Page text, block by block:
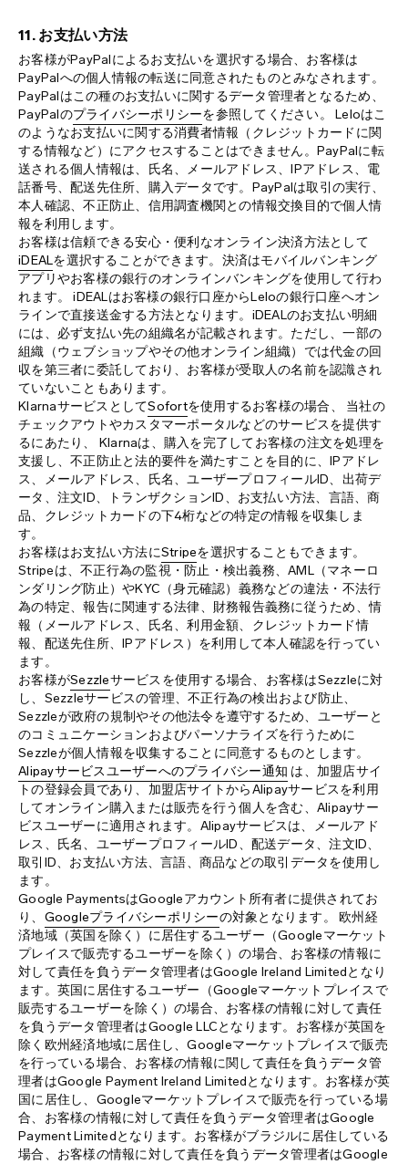
11. お支払い方法
お客様がPayPalによるお支払いを選択する場合、お客様は
PayPalへの個人情報の転送に同意されたものとみなされます。
PayPalはこの種のお支払いに関するデータ管理者となるため、
PayPalのプライバシーポリシーを参照してください。 Leloはこ
のようなお支払いに関する消費者情報（クレジットカードに関
する情報など）にアクセスすることはできません。PayPalに転
送される個人情報は、氏名、メールアドレス、IPアドレス、電
話番号、配送先住所、購入データです。PayPalは取引の実行、
本人確認、不正防止、信用調査機関との情報交換目的で個人情
報を利用します。
お客様は信頼できる安心・便利なオンライン決済方法として
iDEALを選択することができます。決済はモバイルバンキング
アプリやお客様の銀行のオンラインバンキングを使用して行わ
れます。 iDEALはお客様の銀行口座からLeloの銀行口座へオン
ラインで直接送金する方法となります。iDEALのお支払い明細
には、必ず支払い先の組織名が記載されます。ただし、一部の
組織（ウェブショップやその他オンライン組織）では代金の回
収を第三者に委託しており、お客様が受取人の名前を認識され
ていないこともあります。
KlarnaサービスとしてSofortを使用するお客様の場合、 当社の
チェックアウトやカスタマーポータルなどのサービスを提供す
るにあたり、 Klarnaは、購入を完了してお客様の注文を処理を
支援し、不正防止と法的要件を満たすことを目的に、IPアドレ
ス、メールアドレス、氏名、ユーザープロフィールID、出荷デ
ータ、注文ID、トランザクションID、お支払い方法、言語、商
品、クレジットカードの下4桁などの特定の情報を収集しま
す。
お客様はお支払い方法にStripeを選択することもできます。
Stripeは、不正行為の監視・防止・検出義務、AML（マネーロ
ンダリング防止）やKYC（身元確認）義務などの違法・不法行
為の特定、報告に関連する法律、財務報告義務に従うため、情
報（メールアドレス、氏名、利用金額、クレジットカード情
報、配送先住所、IPアドレス）を利用して本人確認を行ってい
ます。
お客様がSezzleサービスを使用する場合、お客様はSezzleに対
し、Sezzleサービスの管理、不正行為の検出および防止、
Sezzleが政府の規制やその他法令を遵守するため、ユーザーと
のコミュニケーションおよびパーソナライズを行うために
Sezzleが個人情報を収集することに同意するものとします。
Alipayサービスユーザーへのプライバシー通知 は、加盟店サイ
トの登録会員であり、加盟店サイトからAlipayサービスを利用
してオンライン購入または販売を行う個人を含む、Alipayサー
ビスユーザーに適用されます。Alipayサービスは、メールアド
レス、氏名、ユーザープロフィールID、配送データ、注文ID、
取引ID、お支払い方法、言語、商品などの取引データを使用し
ます。
Google PaymentsはGoogleアカウント所有者に提供されてお
り、 Googleプライバシーポリシーの対象となります。 欧州経
済地域（英国を除く）に居住するユーザー（Googleマーケット
プレイスで販売するユーザーを除く）の場合、お客様の情報に
対して責任を負うデータ管理者はGoogle Ireland Limitedとなり
ます。英国に居住するユーザー（Googleマーケットプレイスで
販売するユーザーを除く）の場合、お客様の情報に対して責任
を負うデータ管理者はGoogle LLCとなります。お客様が英国を
除く欧州経済地域に居住し、Googleマーケットプレイスで販売
を行っている場合、お客様の情報に関して責任を負うデータ管
理者はGoogle Payment Ireland Limitedとなります。お客様が英
国に居住し、Googleマーケットプレイスで販売を行っている場
合、お客様の情報に対して責任を負うデータ管理者はGoogle
Payment Limitedとなります。お客様がブラジルに居住している
場合、お客様の情報に対して責任を負うデータ管理者はGoogle